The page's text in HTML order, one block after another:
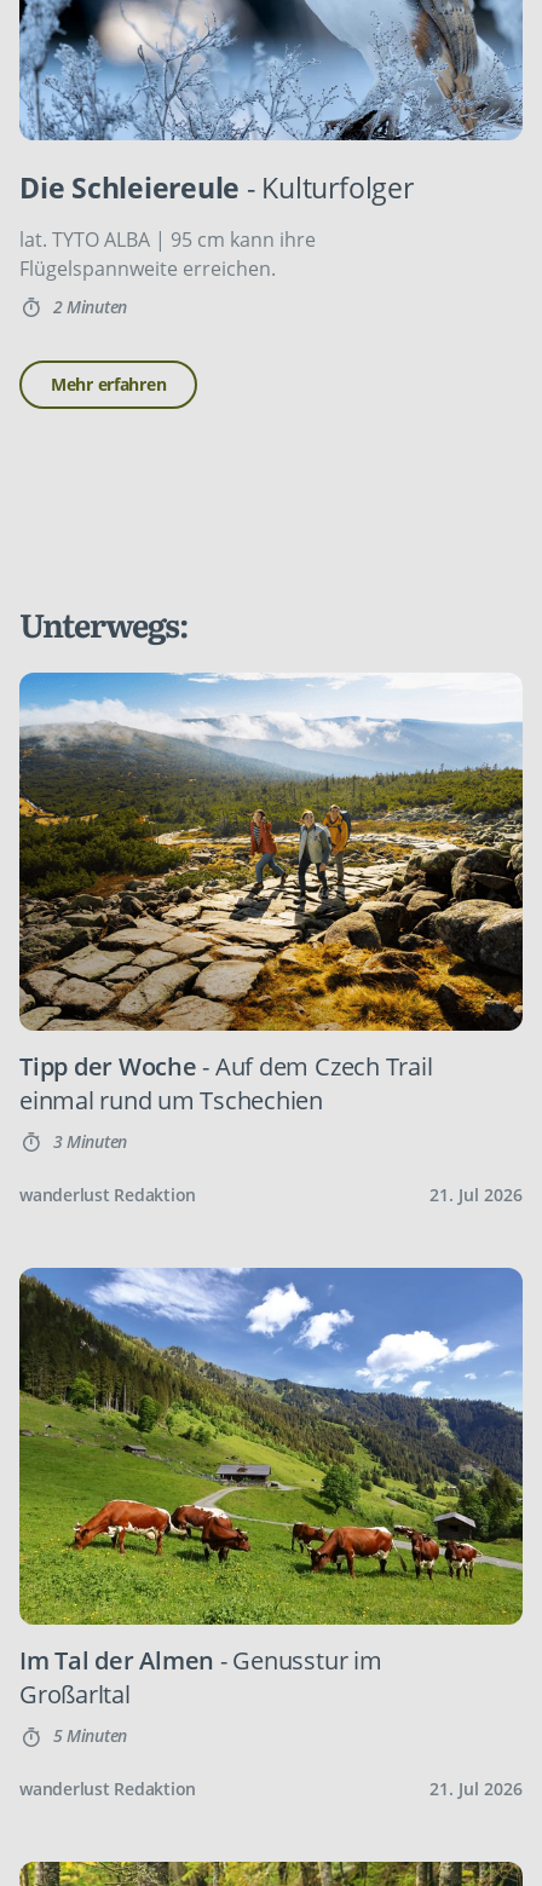
Die Schleiereule - Kulturfolger
lat. TYTO ALBA | 95 cm kann ihre
Flügelspannweite erreichen.
2 Minuten
Mehr erfahren
Unterwegs:
Tipp der Woche- Auf dem Czech Trail
einmal rund um Tschechien
3 Minuten
wanderlust Redaktion 21. Jul 2026
Im Tal der Almen - Genusstur im
Großarltal
5 Minuten
wanderlust Redaktion 21. Jul 2026